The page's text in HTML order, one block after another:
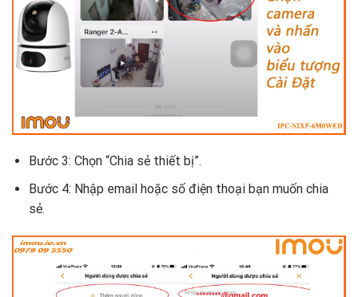
Bước 3: Chọn “Chia sẻ thiết bị”.
Bước 4: Nhập email hoặc số điện thoại bạn muốn chia
sẻ.